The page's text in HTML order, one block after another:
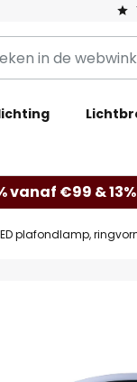
vanaf €99 &
plafondlamp,